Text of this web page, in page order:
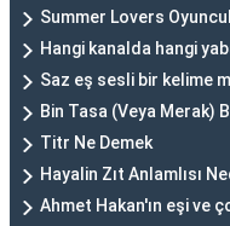
Summer Lovers
Hangi kanalda hangi
Saz eş sesli bir kelime
Bin Tasa (Veya Merak)
Titr Ne Demek
Hayalin Zıt Anlamlısı
Ahmet Hakan'ın eşi ve